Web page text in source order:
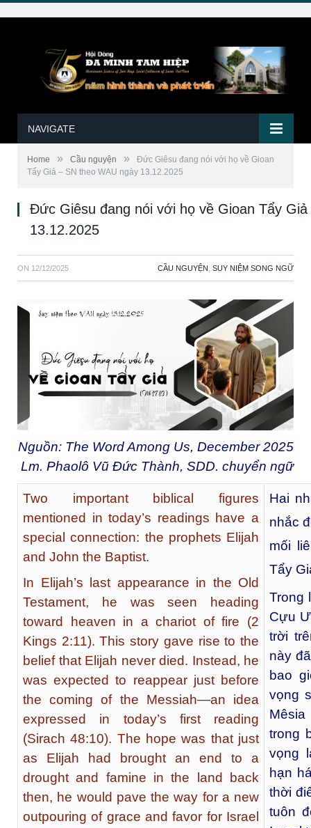
NAVIGATE
Home » Cầu nguyện »
Đức Giêsu đang nói với họ về Gioan
Tẩy Giả – SN theo WAU ngày 13.12.2025
Đức Giêsu đang nói với họ về Gioan Tẩy
13.12.2025
ON 12/12/2025 CẦU NGUYỆN SUY NIỆM SONG NGỮ
Nguồn: The Word Among Us, December 2025
Lm. Phaolô Vũ Đức Thành, SDD. chuyển ngữ
Two important biblical figures
mentioned in today’s readings have a
special connection: the prophets Elijah
and John the Baptist.
In Elijah’s last appearance in the Old
Testament, he was seen heading
toward heaven in a chariot of fire (2
Kings 2:11). This story gave rise to the
belief that Elijah never died. Instead, he
was expected to reappear just before
the coming of the Messiah—an idea
expressed in today’s first reading
(Sirach 48:10). The hope was that just
as Elijah had brought an end to a
drought and famine in the land back
then, he would pave the way for a new
outpouring of grace and favor for Israel
Hai
nhắc
mối
Tẩy
Trong
Cựu
trời
này
bao
vọng
trong
vọng
hạn
thời
tuôn